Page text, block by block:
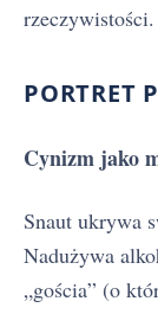
PORTRET
Cynizm jako
Snaut ukrywa
Nadużywa
„gościa” (o